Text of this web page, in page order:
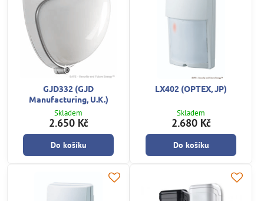
GJD332 (GJD
Manufacturing, U.K.)
Skladem
2.650 Kč
Do košíku
LX402 (OPTEX, JP)
Skladem
2.680 Kč
Do košíku